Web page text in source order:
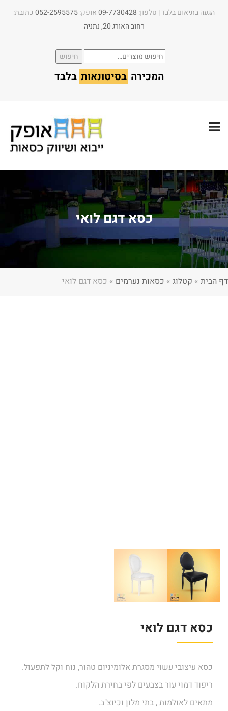
הגעה בתיאום בלבד | טלפון:​ 09-7730428אופק:052-2595575כתובת:
רחוב האורג 20, נתניה
חיפוש
עבור:
חיפוש
המכירה בסיטונאות בלבד
כסא דגם לואי
דף הבית » קטלוג » כסאות נערמים » כסא דגם לואי
כסא דגם לואי
כסא עיצובי עשוי מסגרת אלומיניום טהור, נוח וקל לתפעול.
ריפוד דמוי עור בצבעים לפי בחירת הלקוח.
מתאים לאולמות , בתי מלון וכיוצ"ב.